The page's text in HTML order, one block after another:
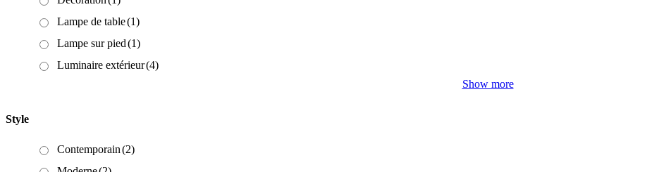
Lampe de table(1)
Lampe sur pied(1)
Luminaire extérieur(4)
Show more
Style
Contemporain(2)